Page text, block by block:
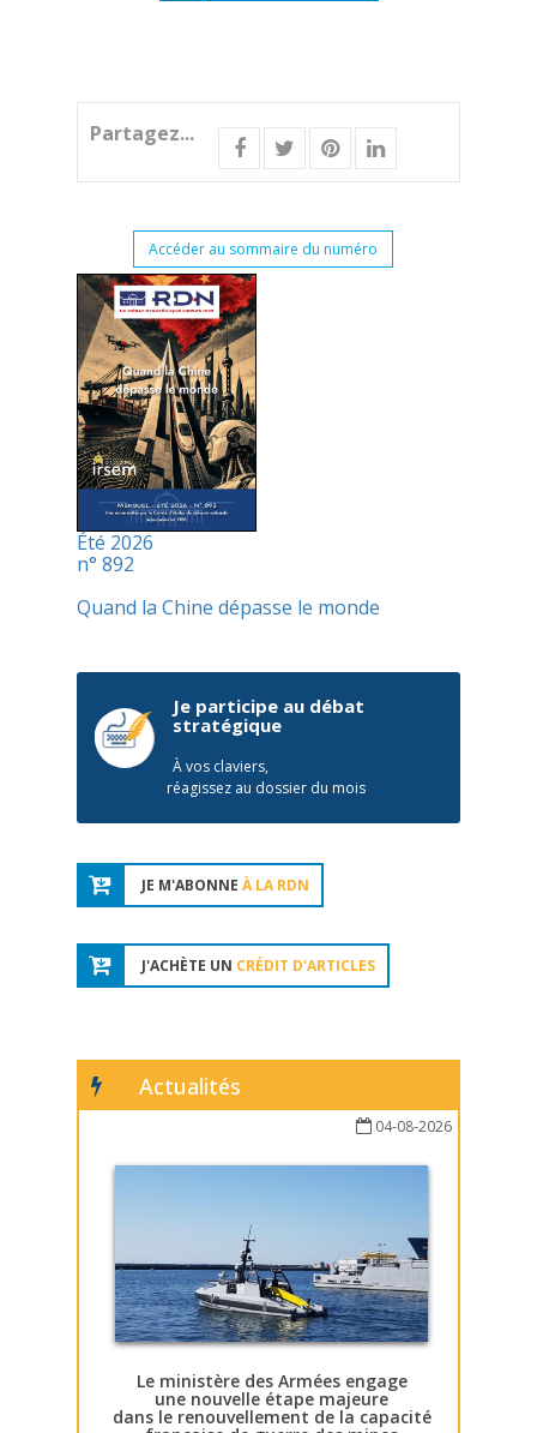
Partagez...
Accéder au sommaire du numéro
Été 2026
n° 892
Quand la Chine dépasse le monde
Je participe au débat
stratégique
À vos claviers,
réagissez au dossier du mois
JE M'ABONNE À LA RDN
J'ACHÈTE UN CRÉDIT D'ARTICLES
Actualités
04-08-2026
Le ministère des Armées engage
une nouvelle étape majeure
dans le renouvellement de la capacité